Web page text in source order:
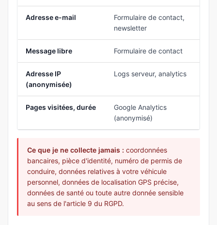
Adresse e-mail
Formulaire de contact,
newsletter
Message libre Formulaire de contact
Adresse IP
(anonymisée)
Logs serveur, analytics
Pages visitées, durée
Google Analytics
(anonymisé)
Ce que je ne collecte jamais : coordonnées
bancaires, pièce d'identité, numéro de permis de
conduire, données relatives à votre véhicule
personnel, données de localisation GPS précise,
données de santé ou toute autre donnée sensible
au sens de l'article 9 du RGPD.